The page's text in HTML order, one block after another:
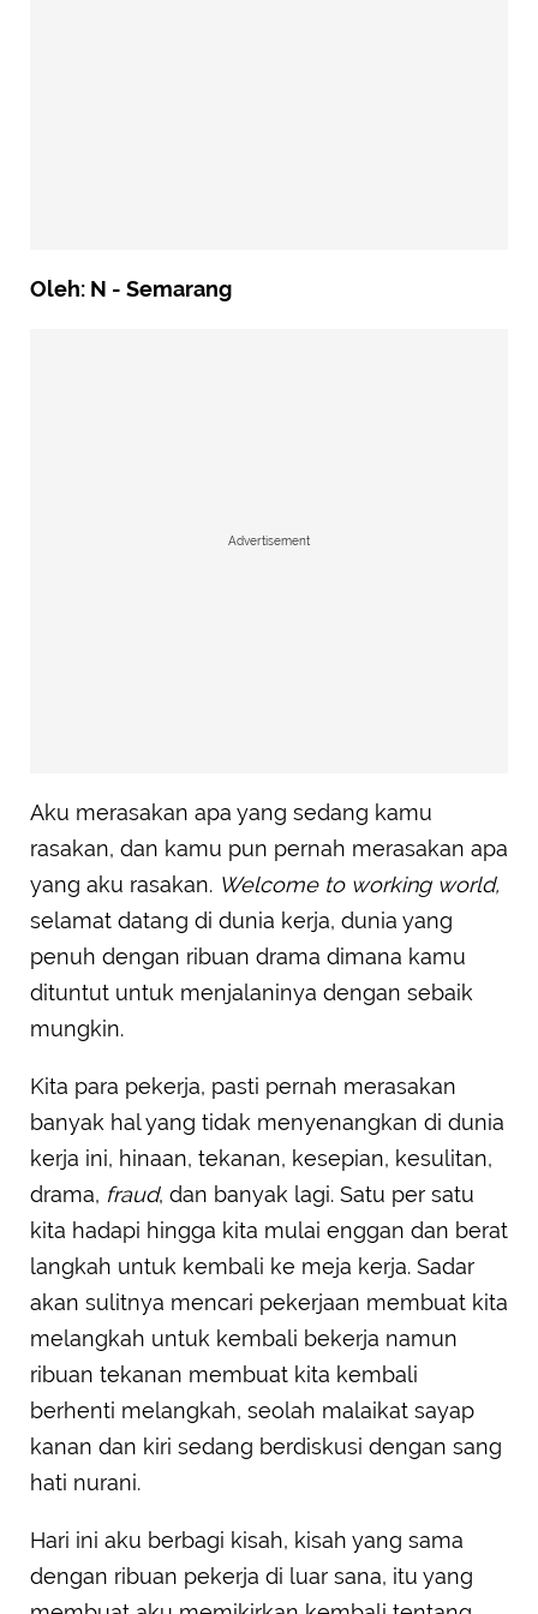
Oleh: N - Semarang
Advertisement
Aku merasakan apa yang sedang kamu
rasakan, dan kamu pun pernah merasakan apa
yang aku rasakan. Welcome to working world,
selamat datang di dunia kerja, dunia yang
penuh dengan ribuan drama dimana kamu
dituntut untuk menjalaninya dengan sebaik
mungkin.
Kita para pekerja, pasti pernah merasakan
banyak hal yang tidak menyenangkan di dunia
kerja ini, hinaan, tekanan, kesepian, kesulitan,
drama, fraud, dan banyak lagi. Satu per satu
kita hadapi hingga kita mulai enggan dan berat
langkah untuk kembali ke meja kerja. Sadar
akan sulitnya mencari pekerjaan membuat kita
melangkah untuk kembali bekerja namun
ribuan tekanan membuat kita kembali
berhenti melangkah, seolah malaikat sayap
kanan dan kiri sedang berdiskusi dengan sang
hati nurani.
Hari ini aku berbagi kisah, kisah yang sama
dengan ribuan pekerja di luar sana, itu yang